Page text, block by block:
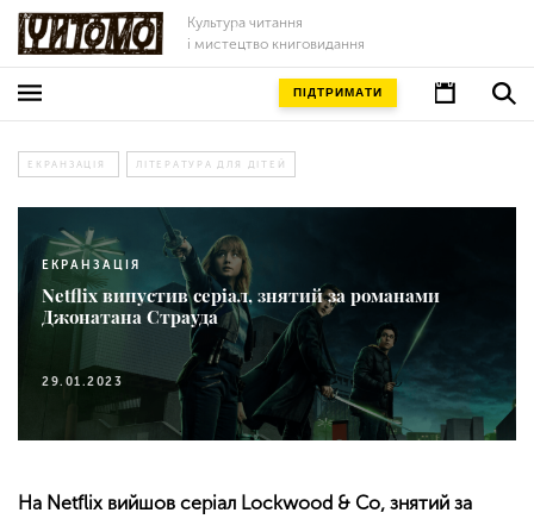
Культура читання
і мистецтво книговидання
ПІДТРИМАТИ
ЕКРАНЗАЦІЯ ЛІТЕРАТУРА ДЛЯ ДІТЕЙ
ЕКРАНЗАЦІЯ
Netflix випустив серіал, знятий за романами
Джонатана Страуда
29.01.2023
На Netflix вийшов серіал Lockwood & Co, знятий за